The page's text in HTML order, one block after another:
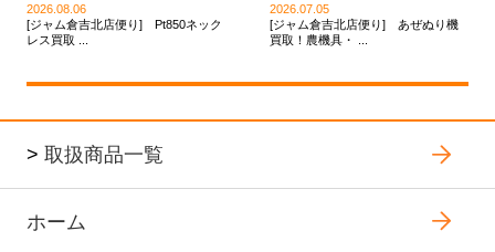
2026.08.06
[ジャム倉吉北店便り] Pt850ネック
レス買取 ...
2026.07.05
[ジャム倉吉北店便り] あぜぬり機
買取！農機具・ ...
> 取扱商品一覧
ホーム